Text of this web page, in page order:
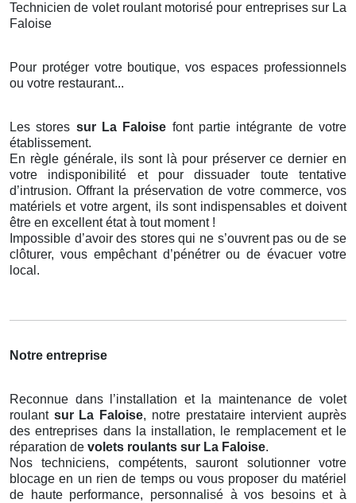
Technicien de volet roulant motorisé pour entreprises sur La
Faloise
Pour protéger votre boutique, vos espaces professionnels
ou votre restaurant...
Les stores sur La Faloise font partie intégrante de votre
établissement.
En règle générale, ils sont là pour préserver ce dernier en
votre indisponibilité et pour dissuader toute tentative
d’intrusion. Offrant la préservation de votre commerce, vos
matériels et votre argent, ils sont indispensables et doivent
être en excellent état à tout moment !
Impossible d’avoir des stores qui ne s’ouvrent pas ou de se
clôturer, vous empêchant d’pénétrer ou de évacuer votre
local.
Notre entreprise
Reconnue dans l’installation et la maintenance de volet
roulant sur La Faloise, notre prestataire intervient auprès
des entreprises dans la installation, le remplacement et le
réparation de volets roulants sur La Faloise.
Nos techniciens, compétents, sauront solutionner votre
blocage en un rien de temps ou vous proposer du matériel
de haute performance, personnalisé à vos besoins et à